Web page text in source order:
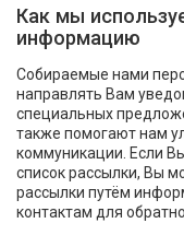
Как мы
информацию
Собираемые нами
направлять Вам
специальных
также помогают нам
коммуникации. Если
список рассылки, Вы
рассылки путём
контактам для